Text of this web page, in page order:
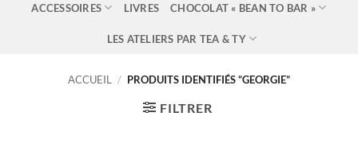
ACCESSOIRES LIVRES CHOCOLAT « BEAN TO BAR »
LES ATELIERS PAR TEA & TY
ACCUEIL / PRODUITS IDENTIFIÉS “GEORGIE”
FILTRER